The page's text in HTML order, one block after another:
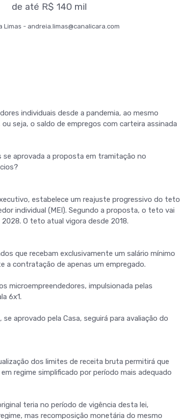
de até R$ 140 mil
Limas - andreia.limas@canalicara.com
individuais desde a pandemia, ao mesmo
seja, o saldo de empregos com carteira assinada
se aprovada a proposta em tramitação no
estabelece um reajuste progressivo do teto
individual (MEI). Segundo a proposta, o teto vai
2028. O teto atual vigora desde 2018.
que recebam exclusivamente um salário mínimo
a contratação de apenas um empregado.
microempreendedores, impulsionada pelas
6x1.
aprovado pela Casa, seguirá para avaliação do
dos limites de receita bruta permitirá que
regime simplificado por período mais adequado
teria no período de vigência desta lei,
mas recomposição monetária do mesmo